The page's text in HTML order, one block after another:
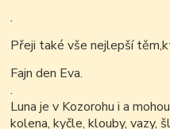
.
Přeji také vše nejlepší
Fajn den Eva.
.
Luna je v Kozorohu i a
kolena, kyčle, klouby, vazy,